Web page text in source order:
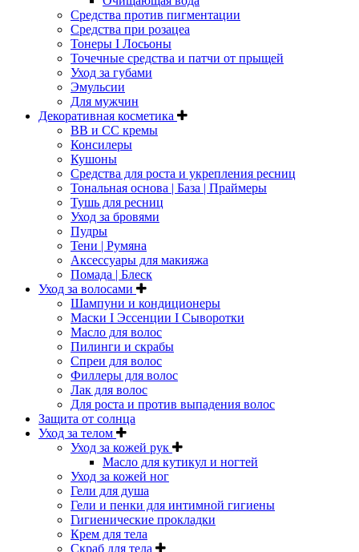
Средства против пигментации
Средства при розацеа
Тонеры I Лосьоны
Точечные средства и патчи от прыщей
Уход за губами
Эмульсии
Для мужчин
Декоративная косметика
ВВ и СС кремы
Консилеры
Кушоны
Средства для роста и укрепления ресниц
Тональная основа | База | Праймеры
Тушь для ресниц
Уход за бровями
Пудры
Тени | Румяна
Аксессуары для макияжа
Помада | Блеск
Уход за волосами
Шампуни и кондиционеры
Маски I Эссенции I Сыворотки
Масло для волос
Пилинги и скрабы
Спреи для волос
Филлеры для волос
Лак для волос
Для роста и против выпадения волос
Защита от солнца
Уход за телом
Уход за кожей рук
Масло для кутикул и ногтей
Уход за кожей ног
Гели для душа
Гели и пенки для интимной гигиены
Гигиенические прокладки
Крем для тела
Скраб для тела